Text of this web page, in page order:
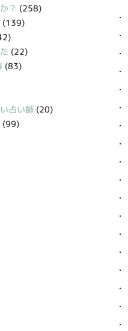
？ (258)
(139)
(22)
(83)
占い師 (20)
(99)